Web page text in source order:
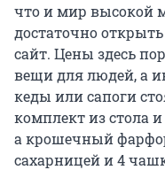
что и мир высокой
достаточно
сайт. Цены здесь
вещи для людей, а
кеды или сапоги
комплект из стола
а крошечный
сахарницей и 4